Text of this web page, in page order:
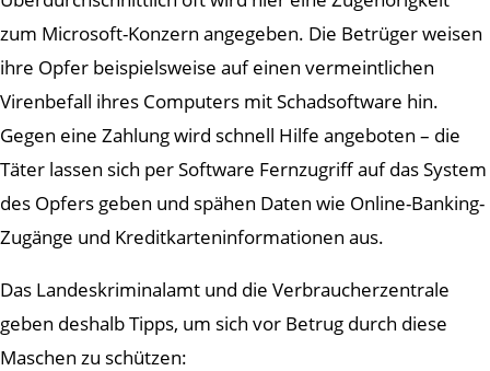
zum Microsoft-Konzern angegeben. Die Betrüger weisen
ihre Opfer beispielsweise auf einen vermeintlichen
Virenbefall ihres Computers mit Schadsoftware hin.
Gegen eine Zahlung wird schnell Hilfe angeboten – die
Täter lassen sich per Software Fernzugriff auf das System
des Opfers geben und spähen Daten wie Online-Banking-
Zugänge und Kreditkarteninformationen aus.
Das Landeskriminalamt und die Verbraucherzentrale
geben deshalb Tipps, um sich vor Betrug durch diese
Maschen zu schützen: